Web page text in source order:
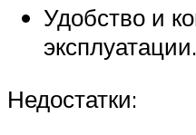
Удобство и
эксплуатации.
Недостатки: